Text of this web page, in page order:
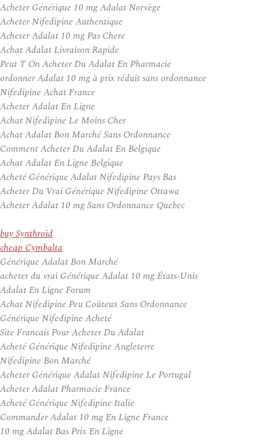
Acheter Générique 10 mg Adalat Norvège
Acheter Nifedipine Authentique
Acheter Adalat 10 mg Pas Chere
Achat Adalat Livraison Rapide
Peut T On Acheter Du Adalat En Pharmacie
ordonner Adalat 10 mg à prix réduit sans ordonnance
Nifedipine Achat France
Acheter Adalat En Ligne
Achat Nifedipine Le Moins Cher
Achat Adalat Bon Marché Sans Ordonnance
Comment Acheter Du Adalat En Belgique
Achat Adalat En Ligne Belgique
Acheté Générique Adalat Nifedipine Pays Bas
Acheter Du Vrai Générique Nifedipine Ottawa
Acheter Adalat 10 mg Sans Ordonnance Quebec
buy Synthroid
cheap Cymbalta
Générique Adalat Bon Marché
acheter du vrai Générique Adalat 10 mg États-Unis
Adalat En Ligne Forum
Achat Nifedipine Peu Coûteux Sans Ordonnance
Générique Nifedipine Acheté
Site Francais Pour Acheter Du Adalat
Acheté Générique Nifedipine Angleterre
Nifedipine Bon Marché
Acheter Générique Adalat Nifedipine Le Portugal
Acheter Adalat Pharmacie France
Acheté Générique Nifedipine Italie
Commander Adalat 10 mg En Ligne France
10 mg Adalat Bas Prix En Ligne